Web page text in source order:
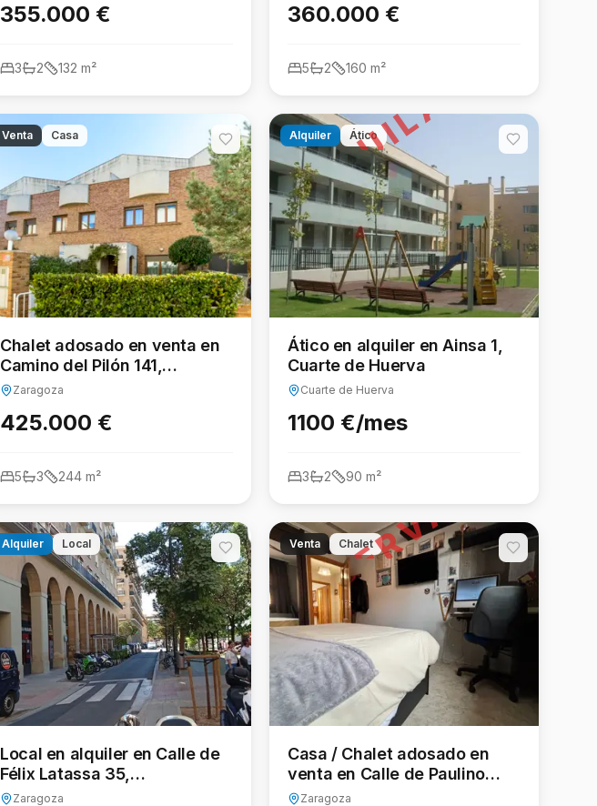
355.000 €
3 2 132 m²
360.000 €
5 2 160 m²
Venta Casa
Chalet adosado en venta en
Camino del Pilón 141,
Miralbueno
Zaragoza
425.000 €
5 3 244 m²
ALQUILADO
Alquiler Ático
Ático en alquiler en Ainsa 1,
Cuarte de Huerva
Cuarte de Huerva
1100 €/mes
3 2 90 m²
Alquiler Local
Local en alquiler en Calle de
Félix Latassa 35,
Universidad San Francisco
Zaragoza
RESERVADO
Venta Chalet
Casa / Chalet adosado en
venta en Calle de Paulino
Navarro 20, Casetas -
Zaragoza